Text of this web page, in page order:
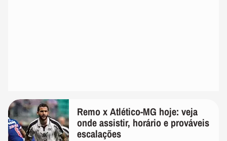
Remo x Atlético-MG hoje: veja
onde assistir, horário e prováveis
escalações